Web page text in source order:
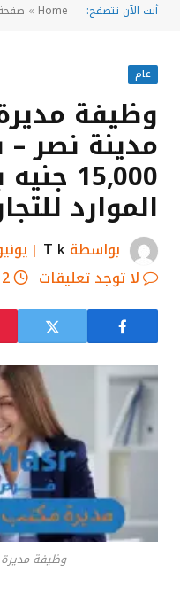
أنت الآن تتصفح: Home
»
عام
وظيفة
مدينة نصر
الموارد
بواسطةT k
يونيو 4,
لا توجد تعليقات
2 دقائق
وظيفة